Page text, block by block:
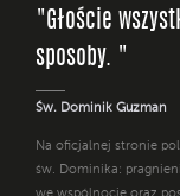
"Głoście
sposoby. "
Św. Dominik Guzman
Na oficjalnej stronie
św. Dominika: